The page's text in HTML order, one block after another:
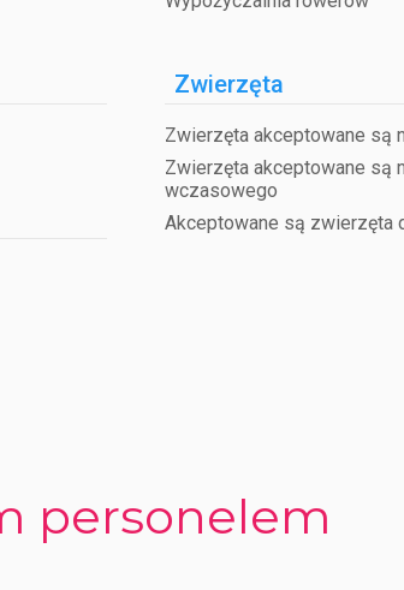
Zwierzęta
Zwierzęta akceptowane są
Zwierzęta akceptowane są
wczasowego
Akceptowane są zwierzęta
personelem